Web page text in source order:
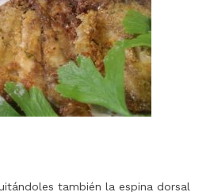
también la espina dorsal